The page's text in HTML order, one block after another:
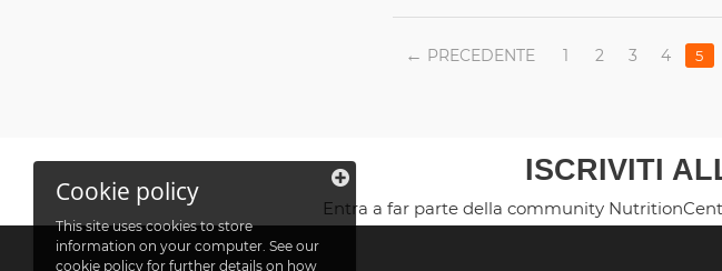
PRECEDENTE 1 2 3 4 5
ISCRIVITI
Entra a far parte della community
Cookie policy
This site uses cookies to store
information on your computer. See our
cookie policy for further details on how